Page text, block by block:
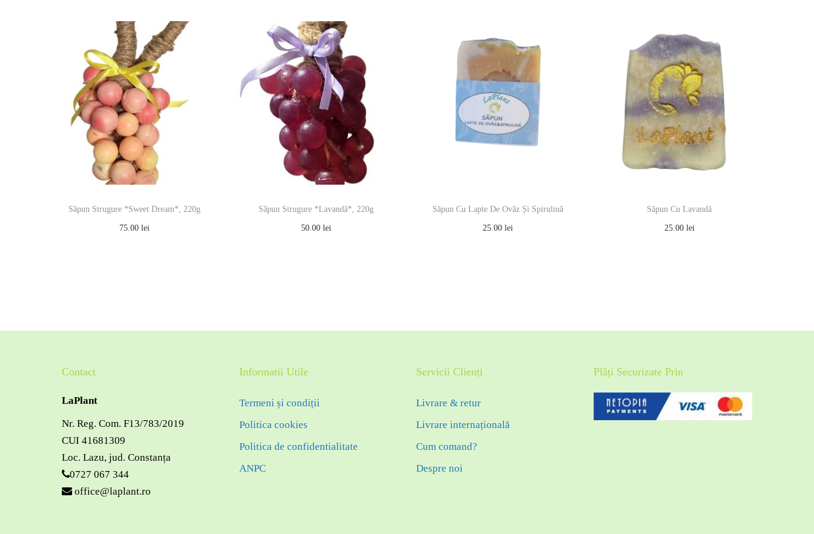
Săpun Strugure *Sweet Dream*, 220g
75.00 lei
Săpun Strugure *Lavandă*, 220g
50.00 lei
Săpun Cu Lapte De Ovăz Și Spirulină
25.00 lei
Săpun Cu Lavandă
25.00 lei
Contact
LaPlant
Nr. Reg. Com. F13/783/2019
CUI 41681309
Loc. Lazu, jud. Constanța
0727 067 344
office@laplant.ro
Informatii Utile
Termeni și condiții
Politica cookies
Politica de confidentialitate
ANPC
Servicii Clienți
Livrare & retur
Livrare internațională
Cum comand?
Despre noi
Plăți Securizate Prin